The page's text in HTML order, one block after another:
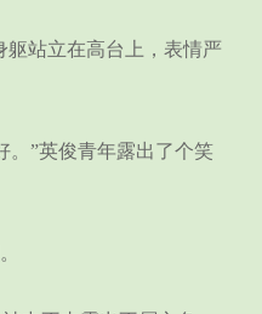
站立在高台上，表情严
”英俊青年露出了个笑